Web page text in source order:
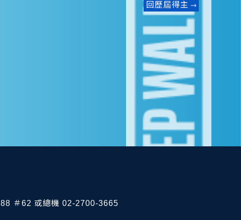
回歷屆得主
＃62 或總機 02-2700-3665